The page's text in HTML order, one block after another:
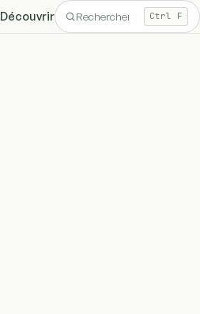
Découvrir Ctrl F